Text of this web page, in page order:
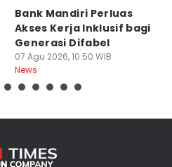
Bank Mandiri Perluas
Akses Kerja Inklusif bagi
Generasi Difabel
07 Agu 2026, 10:50 WIB
News